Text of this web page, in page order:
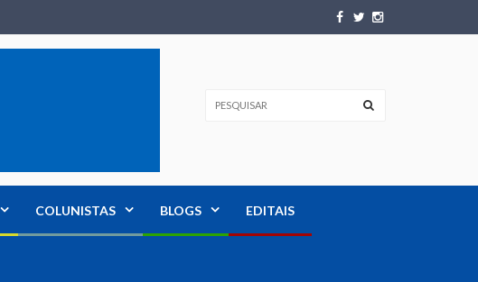
COLUNISTAS BLOGS EDITAIS